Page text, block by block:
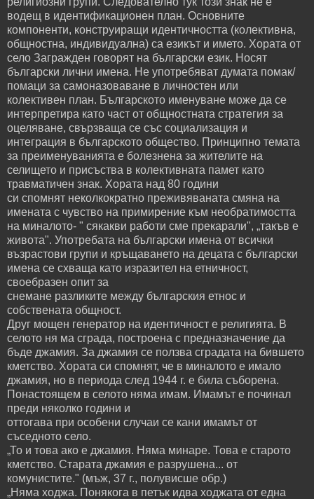
водещ в идентификационен план. Основните
компоненти, конструиращи идентичността (колективна,
общностна, индивидуална) са езикът и името. Хората от
село Загражден говорят на български език. Носят
български лични имена. Не употребяват думата помак/
помаци за самоназоваване в личностен или
колективен план. Българското именуване може да се
интерпретира като част от общностната стратегия за
оцеляване, свързваща се със социализация и
интеграция в българското общество. Принципно темата
за преименуванията е болезнена за жителите на
селището и присъства в колективната памет като
травматичен знак. Хората над 80 години
си спомнят неколкократно преживяваната смяна на
имената с чувство на примирение към необратимостта
на миналото- " сякакви работи сме прекарали", „такъв е
живота". Употребата на български имена от всички
възрастови групи и кръщаването на децата с български
имена се схваща като изразител на етничност,
своебразен опит за
снемане разликите между българския етнос и
собствената общност.
Друг мощен генератор на идентичност е религията. В
селото ня ма сграда, построена с предназначение да
бъде джамия. За джамия се ползва сградата на бившето
кметство. Хората си спомнят, че в миналото е имало
джамия, но в периода след 1944 г. е била съборена.
Понастоящем в селото няма имам. Имамът е починал
преди няколко години и
оттогава при особени случаи се кани имамът от
съседното село.
„То и това ако е джамия. Няма минаре. Това е старото
кметство. Старата джамия е разрушена... от
комунистите." (мъж, 37 г., полувисше обр.)
„Няма ходжа. Понякога в петък идва ходжата от една